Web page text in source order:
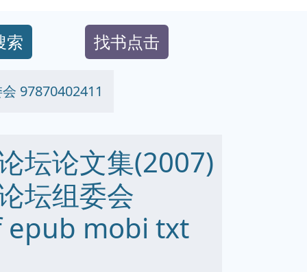
索 找书点击
97870402411
坛论文集(2007)
坛组委会
epub mobi txt